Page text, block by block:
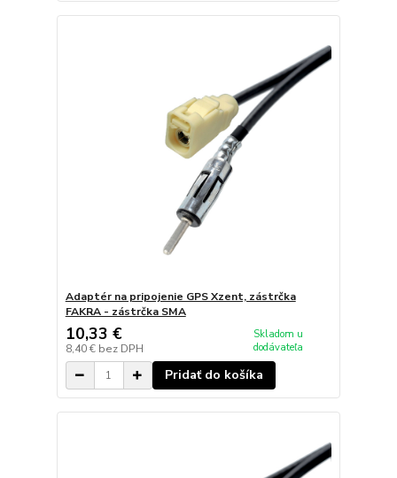
Adaptér na pripojenie GPS Xzent, zástrčka
FAKRA - zástrčka SMA
10,33 €
8,40 € bez DPH
Skladom u
dodávateľa
Pridať do košíka